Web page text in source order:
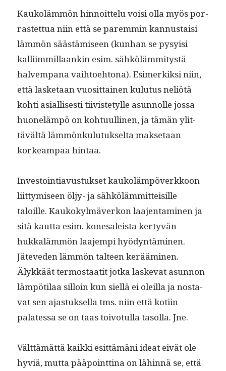
Kaukoläm­mön hin­noit­telu voisi olla myös por­
rastet­tua niin että se parem­min kan­nus­taisi
läm­mön säästämiseen (kun­han se pysy­isi
kalli­im­mil­laankin esim. sähköläm­mi­tys­tä
halvem­pana vai­h­toe­htona). Esimerkik­si niin,
että las­ke­taan vuosit­tainen kulu­tus neliötä
kohti asial­lis­es­ti tiivis­tetylle asun­nolle jos­sa
huoneläm­pö on kohtu­ulli­nen, ja tämän ylit­
tävältä läm­mönku­lu­tuk­selta mak­se­taan
korkeam­paa hintaa.
Investoin­ti­avus­tuk­set kaukoläm­pöverkkoon
liit­tymiseen öljy- ja sähköläm­mit­teisille
taloille. Kaukokylmäverkon laa­jen­t­a­mi­nen ja
sitä kaut­ta esim. kone­saleista ker­tyvän
hukkaläm­mön laa­jem­pi hyö­dyn­tämi­nen.
Jäteve­den läm­mön tal­teen keräämi­nen.
Älykkäät ter­mostaatit jot­ka laske­vat asun­non
läm­pöti­laa sil­loin kun siel­lä ei oleil­la ja nos­ta­
vat sen ajas­tuk­sel­la tms. niin että koti­in
palates­sa se on taas toiv­o­tul­la tasol­la. Jne.
Vält­tämät­tä kaik­ki esit­tämäni ideat eivät ole
hyviä, mut­ta pää­point­ti­na on lähin­nä se, että